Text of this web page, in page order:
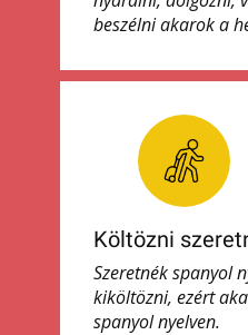
beszélni akarok a
Költözni
Szeretnék spanyol
kiköltözni, ezért
spanyol nyelven.